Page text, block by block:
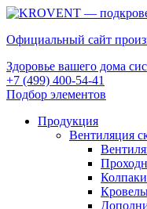
Официальный сайт
Здоровье вашего дома
+7 (499) 400-54-41
Подбор элементов
Продукция
Вентиляция
Колпаки